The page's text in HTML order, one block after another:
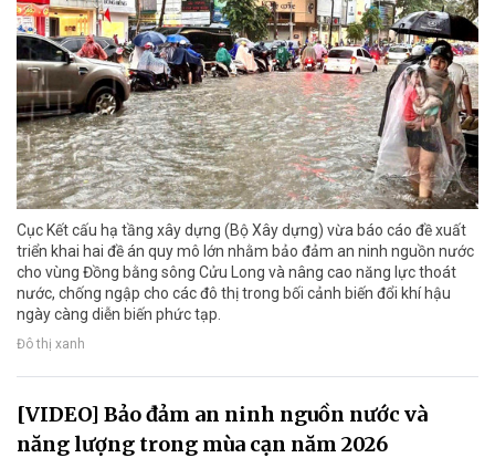
Cục Kết cấu hạ tầng xây dựng (Bộ Xây dựng) vừa báo cáo đề xuất
triển khai hai đề án quy mô lớn nhằm bảo đảm an ninh nguồn nước
cho vùng Đồng bằng sông Cửu Long và nâng cao năng lực thoát
nước, chống ngập cho các đô thị trong bối cảnh biến đổi khí hậu
ngày càng diễn biến phức tạp.
Đô thị xanh
[VIDEO] Bảo đảm an ninh nguồn nước và
năng lượng trong mùa cạn năm 2026